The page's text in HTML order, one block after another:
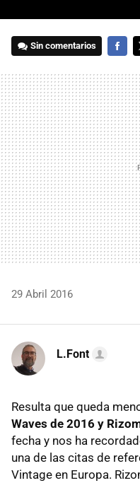
Sin comentarios
29 Abril 2016
L.Font
Resulta que queda
Waves de 2016 y
fecha y nos ha
una de las citas de
Vintage en Europa.